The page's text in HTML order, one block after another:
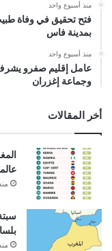
منذ أسبوع واحد
فتح تحقيق في وفاة
بمدينة فاس
منذ أسبوع واحد
عامل إقليم صفرو
وجماعة إغزران
أخر المقالات
منذ 9
منذ 10